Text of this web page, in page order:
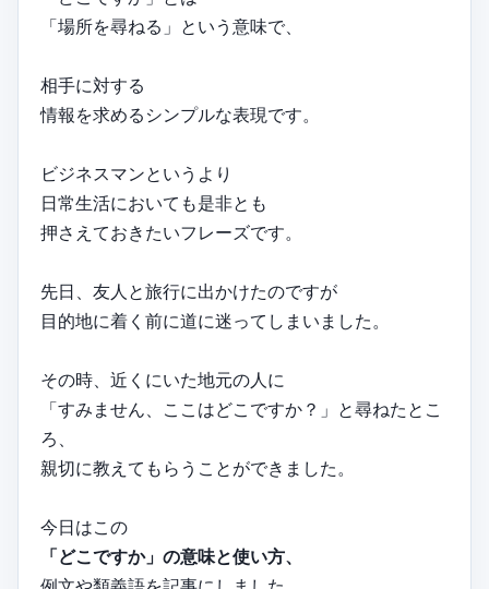
「場所を尋ねる」という意味で、
相手に対する
情報を求めるシンプルな表現です。
ビジネスマンというより
日常生活においても是非とも
押さえておきたいフレーズです。
先日、友人と旅行に出かけたのですが
目的地に着く前に道に迷ってしまいました。
その時、近くにいた地元の人に
「すみません、ここはどこですか？」と尋ねたとこ
ろ、
親切に教えてもらうことができました。
今日はこの
「どこですか」の意味と使い方、